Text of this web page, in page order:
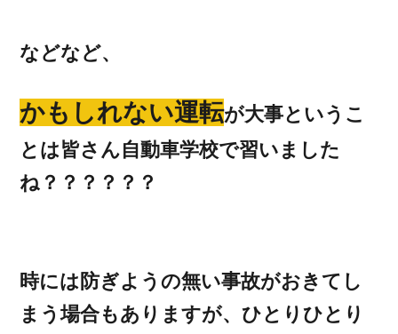
などなど、
かもしれない運転が大事というこ
とは皆さん自動車学校で習いました
ね？？？？？？
時には防ぎようの無い事故がおきてし
まう場合もありますが、ひとりひとり